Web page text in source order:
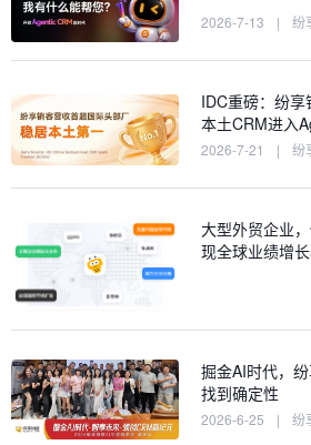
2026-7-13 | 纷
IDC重磅：纷享
本土CRM进入
2026-7-21 | 纷
大型外贸企业
现全球业绩增
掘金AI时代，
找到确定性
2026-6-25 | 纷